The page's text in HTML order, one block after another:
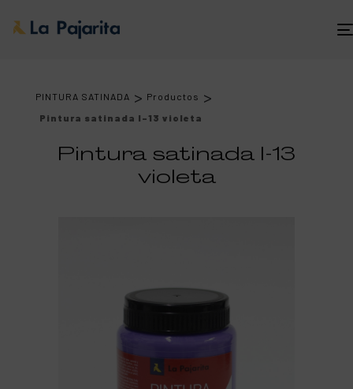
PINTURA SATINADA > Productos >
Pintura satinada l-13 violeta
Pintura satinada l-13
violeta